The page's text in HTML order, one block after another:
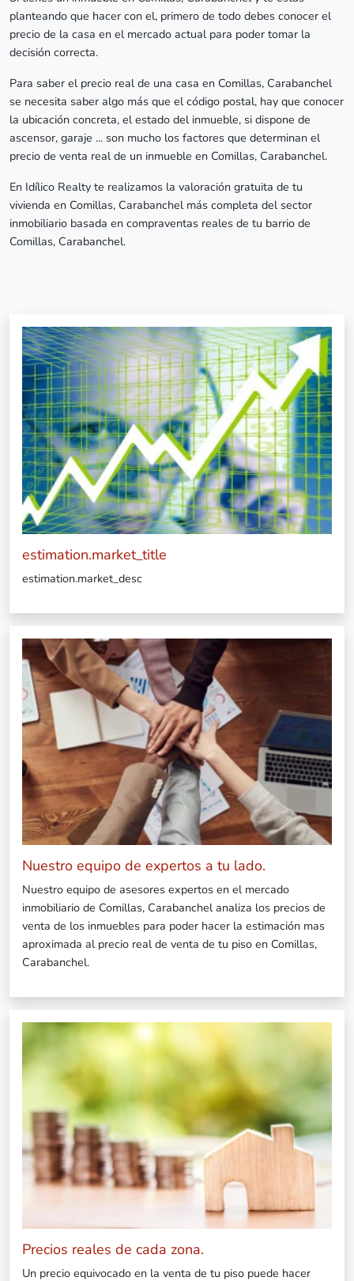
planteando que hacer con el, primero de todo debes conocer el
precio de la casa en el mercado actual para poder tomar la
decisión correcta.
Para saber el precio real de una casa en Comillas, Carabanchel
se necesita saber algo más que el código postal, hay que conocer
la ubicación concreta, el estado del inmueble, si dispone de
ascensor, garaje ... son mucho los factores que determinan el
precio de venta real de un inmueble en Comillas, Carabanchel.
En Idílico Realty te realizamos la valoración gratuita de tu
vivienda en Comillas, Carabanchel más completa del sector
inmobiliario basada en compraventas reales de tu barrio de
Comillas, Carabanchel.
estimation.market_title
estimation.market_desc
Nuestro equipo de expertos a tu lado.
Nuestro equipo de asesores expertos en el mercado
inmobiliario de Comillas, Carabanchel analiza los precios de
venta de los inmuebles para poder hacer la estimación mas
aproximada al precio real de venta de tu piso en Comillas,
Carabanchel.
Precios reales de cada zona.
Un precio equivocado en la venta de tu piso puede hacer